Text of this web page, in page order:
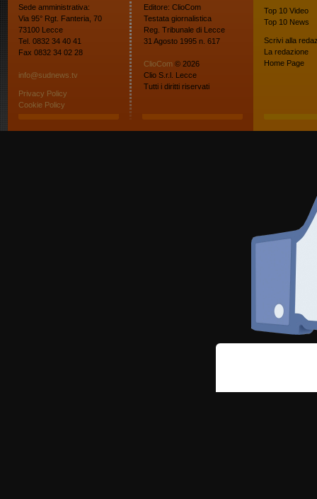
Sede amministrativa:
Via 95° Rgt. Fanteria, 70
73100 Lecce
Tel. 0832 34 40 41
Fax 0832 34 02 28
info@sudnews.tv
Privacy Policy
Cookie Policy
Editore: ClioCom
Testata giornalistica
Reg. Tribunale di Lecce
31 Agosto 1995 n. 617
ClioCom © 2026
Clio S.r.l. Lecce
Tutti i diritti riservati
Top 10 Video
Top 10 News
Scrivi alla
La redazione
Home Page